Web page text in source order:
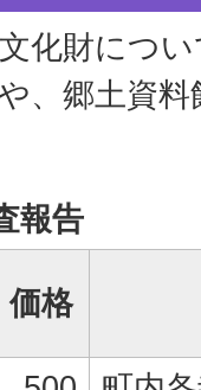
化財につ
、郷土資
報告
価格